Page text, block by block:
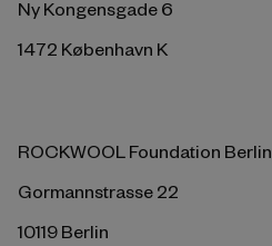
Ny Kongensgade 6
1472 København K
ROCKWOOL Foundation Berlin
Gormannstrasse 22
10119 Berlin